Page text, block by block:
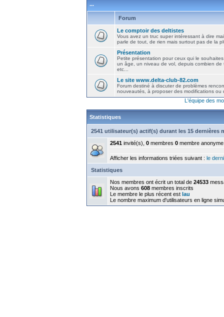
...
Forum
Le comptoir des deltistes
Vous avez un truc super intéressant à dire
parle de tout, de rien mais surtout pas de la
Présentation
Petite présentation pour ceux qui le
un âge, un niveau de vol, depuis combien de
etc...
Le site www.delta-club-82.com
Forum destiné à discuter de problèmes
nouveautés, à proposer des modifications ou
L'équipe des
Statistiques
2541 utilisateur(s) actif(s) durant les 15 dernières
2541 invité(s), 0 membres 0 membre anonyme
Afficher les informations triées suivant : le
Statistiques
Nos membres ont écrit un total de 24533
Nous avons 608 membres inscrits
Le membre le plus récent est lau
Le nombre maximum d'utilisateurs en ligne